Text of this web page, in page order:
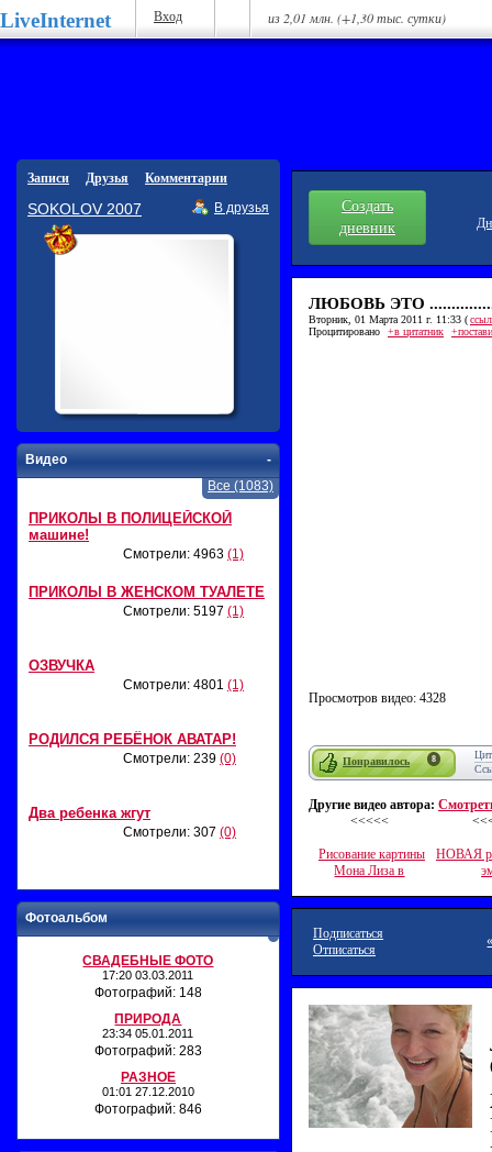
LiveInternet Вход из 2,01 млн. (+1,30 тыс. сутки)
Записи Друзья
Комментарии
В друзья
SOKOLOV 2007
-
Видео
Все (1083)
ПРИКОЛЫ В ПОЛИЦЕЙСКОЙ
машине!
Смотрели: 4963 (1)
ПРИКОЛЫ В ЖЕНСКОМ ТУАЛЕТЕ
Смотрели: 5197 (1)
ОЗВУЧКА
Смотрели: 4801 (1)
РОДИЛСЯ РЕБЁНОК АВАТАР!
Смотрели: 239 (0)
Два ребенка жгут
Смотрели: 307 (0)
Фотоальбом
СВАДЕБНЫЕ ФОТО
17:20 03.03.2011
Фотографий: 148
ПРИРОДА
23:34 05.01.2011
Фотографий: 283
РАЗНОЕ
01:01 27.12.2010
Фотографий: 846
Создать
дневник
ЛЮБОВЬ ЭТО
Вторник, 01 Марта 2011 г. 11:33 (
Процитировано
+в цитатник
Просмотров видео: 4328
Понравилось 8
Другие видео автора:
<<<<<
Рисование картины
Мона Лиза в
НОВАЯ
Подписаться
Отписаться